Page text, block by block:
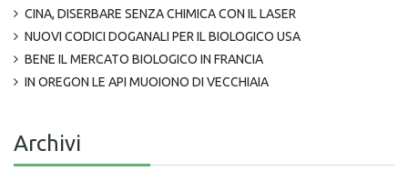
CINA, DISERBARE SENZA CHIMICA CON IL LASER
NUOVI CODICI DOGANALI PER IL BIOLOGICO USA
BENE IL MERCATO BIOLOGICO IN FRANCIA
IN OREGON LE API MUOIONO DI VECCHIAIA
Archivi